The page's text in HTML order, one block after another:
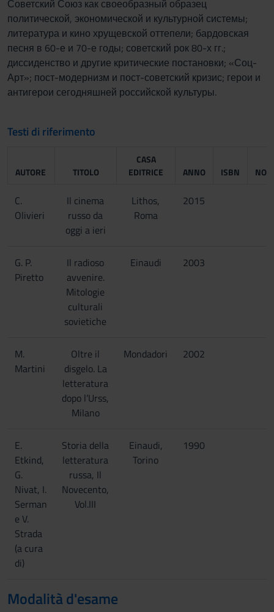
Советский Союз как своеобразный образец
политической, экономической и культурной системы;
литература и кино хрущевской оттепели; бардовская
песня в 60-е и 70-е годы; советский рок 80-х гг.;
диссиденство и другие критические постановки; «Соц-
Арт»; пост-модернизм и пост-советский кризис; герои и
антигерои сегодняшней российской культуры.
Testi di riferimento
AUTORE TITOLO
CASA
EDITRICE
ANNO ISBN
C.
Olivieri
Il cinema
russo da
oggi a ieri
Lithos,
Roma
2015
G. P.
Piretto
Il radioso
avvenire.
Mitologie
culturali
sovietiche
Einaudi 2003
M.
Martini
Oltre il
disgelo. La
letteratura
dopo l’Urss,
Milano
Mondadori 2002
E.
Etkind,
G.
Nivat, I.
Serman
e V.
Strada
(a cura
di)
Storia della
letteratura
russa, Il
Novecento,
Vol.III
Einaudi,
Torino
1990
Modalità d'esame